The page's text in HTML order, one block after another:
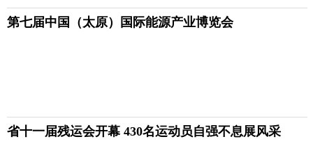
第七届中国（太原）国际能源产业博览会
省十一届残运会开幕 430名运动员自强不息展风采